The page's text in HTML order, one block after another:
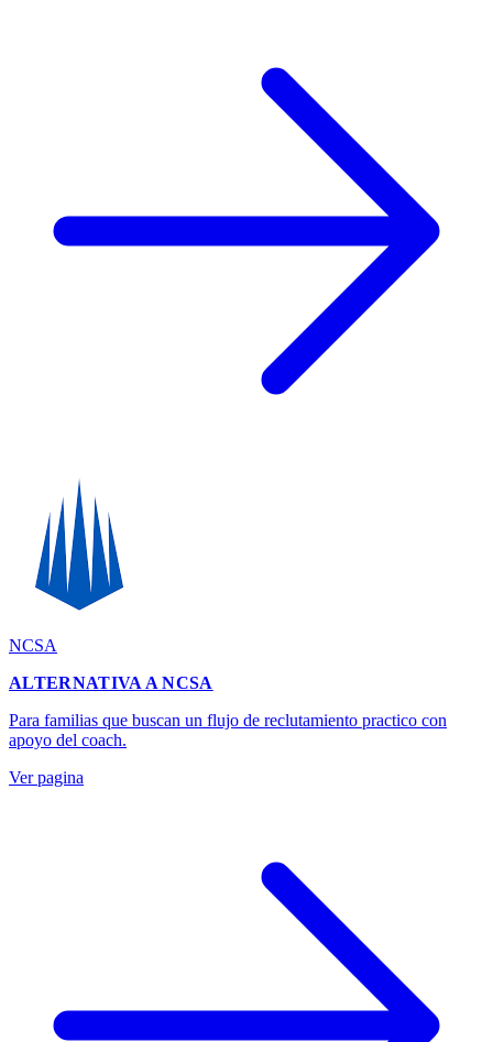
NCSA
ALTERNATIVA A NCSA
Para familias que buscan un flujo de reclutamiento practico con
apoyo del coach.
Ver pagina